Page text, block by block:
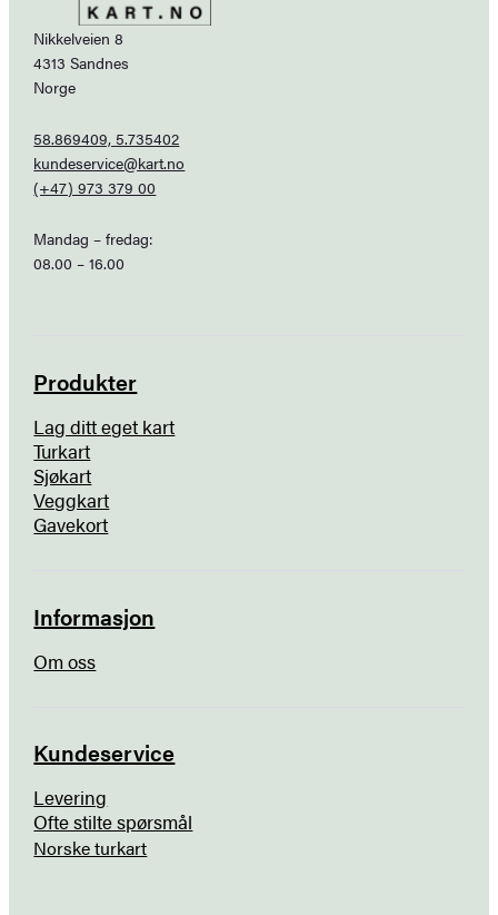
Nikkelveien 8
4313 Sandnes
Norge
58.869409, 5.735402
kundeservice@kart.no
(+47) 973 379 00
Mandag – fredag:
08.00 – 16.00
Produkter
Lag ditt eget kart
Turkart
Sjøkart
Veggkart
Gavekort
Informasjon
Om oss
Kundeservice
Levering
Ofte stilte spørsmål
Norske turkart